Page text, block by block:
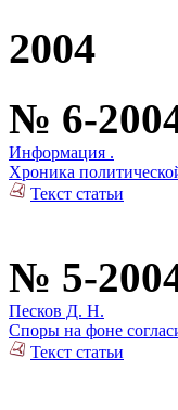
2004
№ 6-
Информация .
Хроника
Текст статьи
№ 5-
Песков Д. Н.
Споры на фоне
Текст статьи